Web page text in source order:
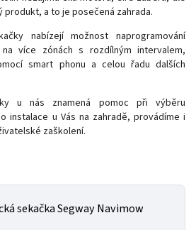
produkt, a to je posečená zahrada.
nabízejí možnost naprogramování
více zónách s rozdílným intervalem,
smart phonu a celou řadu dalších
u nás znamená pomoc při výběru
instalace u Vás na zahradě, provádíme i
zaškolení.
sekačka Segway Navimow